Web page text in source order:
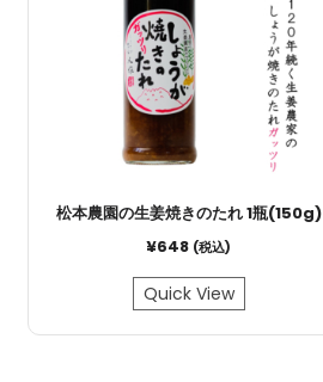
松本農園の生姜焼きのたれ 1瓶(150g)
¥648 (税込)
Quick View